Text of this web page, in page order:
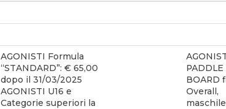
AGONISTI Formula
“STANDARD”: € 65,00
dopo il 31/03/2025
AGONISTI U16 e
Categorie superiori la
PADDLE
BOARD
Overall,
maschile